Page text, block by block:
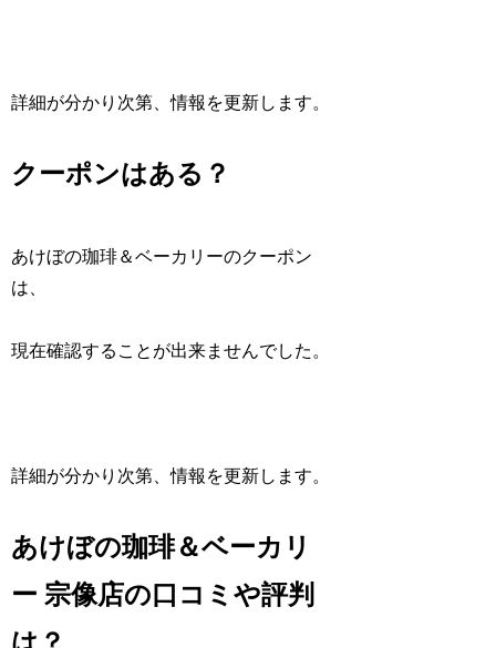
詳細が分かり次第、情報を更新します。
クーポンはある？
あけぼの珈琲＆ベーカリーのクーポン
は、
現在確認することが出来ませんでした。
詳細が分かり次第、情報を更新します。
あけぼの珈琲＆ベーカリ
ー 宗像店の口コミや評判